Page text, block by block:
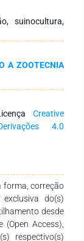
em
questiona e
anual de
de suínos
para se
suinocultura,
A ZOOTECNIA
Creative
4.0
forma, correção
do(s)
desde
Access),
respectivo(s)